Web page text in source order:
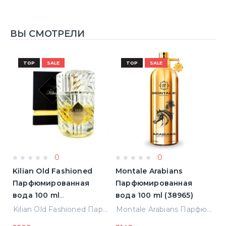
ВЫ СМОТРЕЛИ
TOP SALE
0
Kilian Old Fashioned
Парфюмированная
вода 100 ml
(3700550240723)
Kilian Old Fashioned Парфюмированная вода 100 ml (3700550240723)
TOP SALE
0
Montale Arabians
Парфюмированная
вода 100 ml (38965)
Montale Arabians Парфюмированная вода 100 ml (38965)